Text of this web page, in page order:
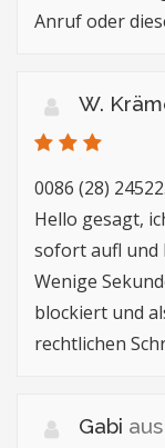
Anruf oder
W.
0086 (28)
Hello gesagt,
sofort aufl und
Wenige
blockiert und
rechtlichen
Gabi